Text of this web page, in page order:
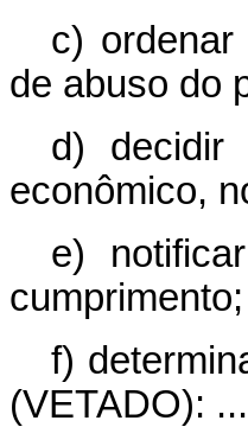
c)
de abuso do
d) decidir
econômico,
e)
cumprimento;
f)
(VETADO):